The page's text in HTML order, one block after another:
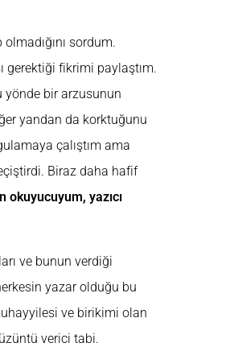
sordum.
gerektiği fikrimi paylaştım.
yönde bir arzusunun
yandan da korktuğunu
çalıştım ama
Biraz daha hafif
okuyucuyum, yazıcı
ve bunun verdiği
yazar olduğu bu
ve birikimi olan
verici tabi.